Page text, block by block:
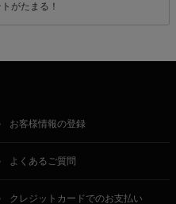
がたまる！
お客様情報の登録
よくあるご質問
クレジットカードでのお支払い